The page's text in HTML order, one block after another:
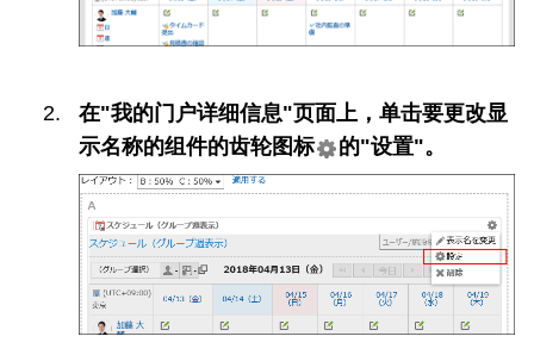
在"我的门户详细信息"页面上，单击要更改显
示名称的组件的齿轮图标
的"设置"。